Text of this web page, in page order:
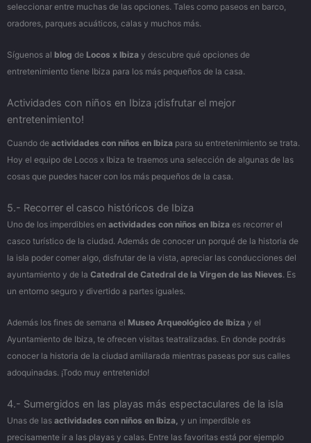
seleccionar entre muchas de las opciones. Tales como paseos en barco,
oradores, parques acuáticos, calas y muchos más.
Síguenos al blog de Locos x Ibiza y descubre qué opciones de
entretenimiento tiene Ibiza para los más pequeños de la casa.
Actividades con niños en Ibiza ¡disfrutar el mejor
entretenimiento!
Cuando de actividades con niños en Ibiza para su entretenimiento se trata.
Hoy el equipo de Locos x Ibiza te traemos una selección de algunas de las
cosas que puedes hacer con los más pequeños de la casa.
5.- Recorrer el casco históricos de Ibiza
Uno de los imperdibles en actividades con niños en Ibiza es recorrer el
casco turístico de la ciudad. Además de conocer un porqué de la historia de
la isla poder comer algo, disfrutar de la vista, apreciar las conducciones del
ayuntamiento y de la Catedral de Catedral de la Virgen de las Nieves. Es
un entorno seguro y divertido a partes iguales.
Además los fines de semana el Museo Arqueológico de Ibiza y el
Ayuntamiento de Ibiza, te ofrecen visitas teatralizadas. En donde podrás
conocer la historia de la ciudad amillarada mientras paseas por sus calles
adoquinadas. ¡Todo muy entretenido!
4.- Sumergidos en las playas más espectaculares de la isla
Unas de las actividades con niños en Ibiza, y un imperdible es
precisamente ir a las playas y calas. Entre las favoritas está por ejemplo